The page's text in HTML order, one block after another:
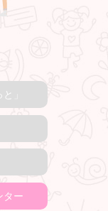
」
ター